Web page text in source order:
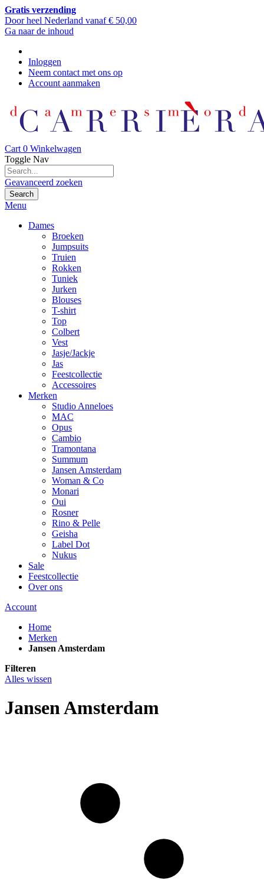
Gratis verzending
Door heel Nederland vanaf € 50,00
Ga naar de inhoud
Inloggen
Neem contact met ons op
Account aanmaken
Cart 0 Winkelwagen
Toggle Nav
Geavanceerd zoeken
Search
Menu
Dames
Broeken
Jumpsuits
Truien
Rokken
Tuniek
Jurken
Blouses
T-shirt
Top
Colbert
Vest
Jasje/Jackje
Jas
Feestcollectie
Accessoires
Merken
Studio Anneloes
MAC
Opus
Cambio
Tramontana
Summum
Jansen Amsterdam
Woman & Co
Monari
Oui
Rosner
Rino & Pelle
Geisha
Label Dot
Nukus
Sale
Feestcollectie
Over ons
Account
Home
Merken
Jansen Amsterdam
Filteren
Alles wissen
Jansen Amsterdam